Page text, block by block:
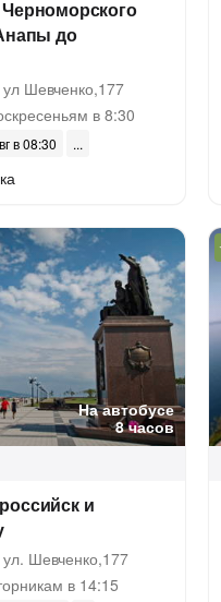
до
Шевченко,177
в 8:30
в 08:30
На автобусе
8 часов
и
Шевченко,177
в 14:15